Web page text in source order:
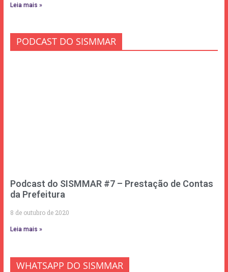
Leia mais »
PODCAST DO SISMMAR
Podcast do SISMMAR #7 – Prestação de Contas
da Prefeitura
8 de outubro de 2020
Leia mais »
WHATSAPP DO SISMMAR